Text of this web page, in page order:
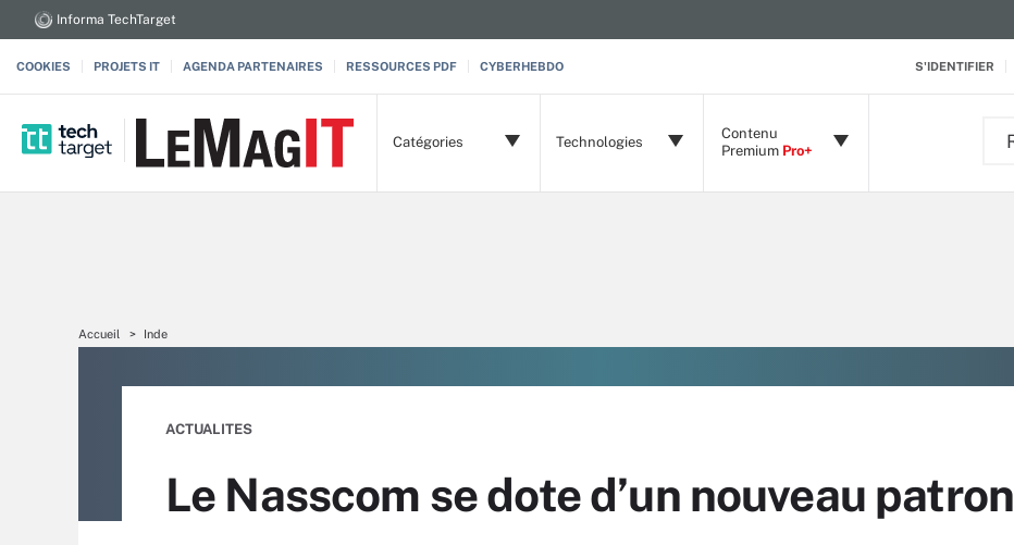
S'IDENTIFIER
Informa TechTarget
COOKIES PROJETS IT AGENDA PARTENAIRES RESSOURCES PDF CYBERHEBDO
Catégories Technologies
Contenu
Premium Pro+
Accueil Inde
ACTUALITES
Le Nasscom se dote d’un nouveau patron